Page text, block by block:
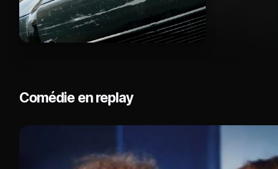
Comédie en replay